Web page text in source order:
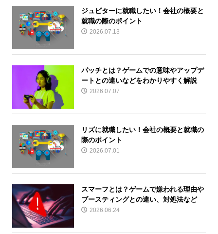
ジュピターに就職したい！会社の概要と
就職の際のポイント
2026.07.13
パッチとは？ゲームでの意味やアップデ
ートとの違いなどをわかりやすく解説
2026.07.07
リズに就職したい！会社の概要と就職の
際のポイント
2026.07.01
スマーフとは？ゲームで嫌われる理由や
ブースティングとの違い、対処法など
2026.06.24